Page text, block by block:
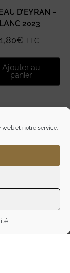
web et notre service.
D’EYRAN –
2023
€ TTC
Ajouter au
panier